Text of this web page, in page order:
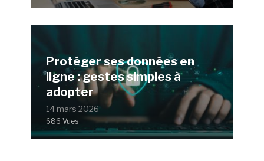
Protéger ses données en
ligne : gestes simples à
adopter
14 mars 2026
686 Vues